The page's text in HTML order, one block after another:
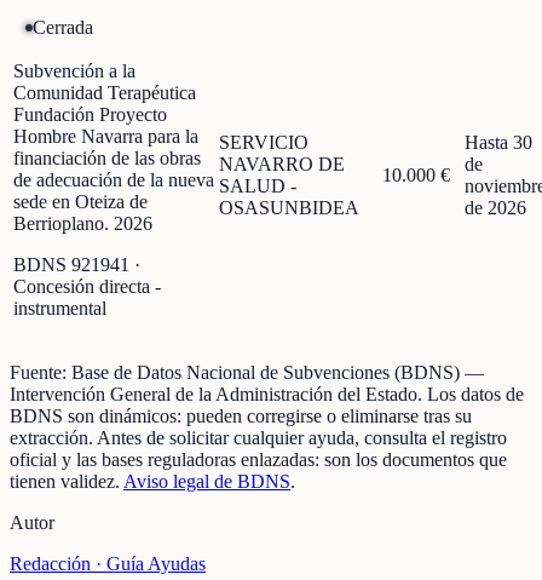
Cerrada
Subvención a la
Comunidad Terapéutica
Fundación Proyecto
Hombre Navarra para la
financiación de las obras
de adecuación de la nueva
sede en Oteiza de
Berrioplano. 2026
BDNS 921941 ·
Concesión directa -
instrumental
SERVICIO
NAVARRO DE
SALUD -
OSASUNBIDEA
10.000 €
Hasta 30
de
de 2026
Fuente: Base de Datos Nacional de Subvenciones (BDNS) —
Intervención General de la Administración del Estado. Los datos de
BDNS son dinámicos: pueden corregirse o eliminarse tras su
extracción. Antes de solicitar cualquier ayuda, consulta el registro
oficial y las bases reguladoras enlazadas: son los documentos que
tienen validez. Aviso legal de BDNS.
Autor
Redacción · Guía Ayudas